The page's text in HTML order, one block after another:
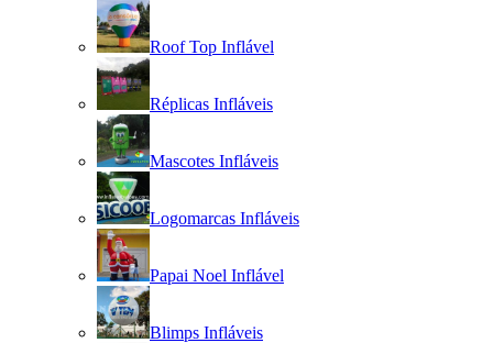
Roof Top Inflável
Réplicas Infláveis
Mascotes Infláveis
Logomarcas Infláveis
Papai Noel Inflável
Blimps Infláveis